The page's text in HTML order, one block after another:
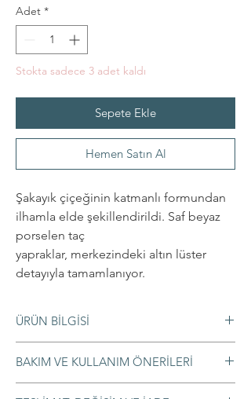
Adet *
Stokta sadece 3 adet kaldı
Sepete Ekle
Hemen Satın Al
Şakayık çiçeğinin katmanlı formundan
ilhamla elde şekillendirildi. Saf beyaz
porselen taç
yapraklar, merkezindeki altın lüster
detayıyla tamamlanıyor.
ÜRÜN BİLGİSİ
◦ Porselen
◦ 24 ayar altın lüster
BAKIM VE KULLANIM ÖNERİLERİ